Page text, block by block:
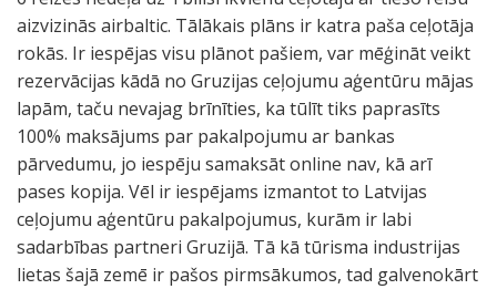
aizvizinās airbaltic. Tālākais plāns ir katra paša ceļotāja
rokās. Ir iespējas visu plānot pašiem, var mēģināt veikt
rezervācijas kādā no Gruzijas ceļojumu aģentūru mājas
lapām, taču nevajag brīnīties, ka tūlīt tiks paprasīts
100% maksājums par pakalpojumu ar bankas
pārvedumu, jo iespēju samaksāt online nav, kā arī
pases kopija. Vēl ir iespējams izmantot to Latvijas
ceļojumu aģentūru pakalpojumus, kurām ir labi
sadarbības partneri Gruzijā. Tā kā tūrisma industrijas
lietas šajā zemē ir pašos pirmsākumos, tad galvenokārt